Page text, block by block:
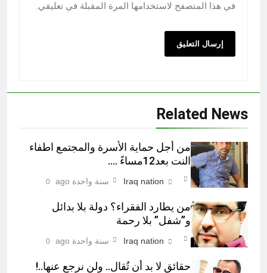
في هذا المتصفح لاستخدامها المرة المقبلة في تعليقي.
Related News
من أجل حماية الأسرة والمجتمع اطفاء
النت بعد12مساءً ….
Iraq nation سنة واحدة ago 0
من يطارد الفقراء؟ دولة بلا بدائل
و”شفل” بلا رحمة
Iraq nation سنة واحدة ago 0
حقائق لا بد أن تُقال.. ولن نرجع عنها..!